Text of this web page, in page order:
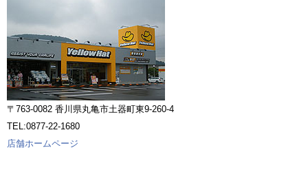
〒763-0082 香川県丸亀市土器町東9-260-4
TEL:0877-22-1680
店舗ホームページ